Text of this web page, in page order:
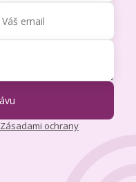
Zásadami ochrany